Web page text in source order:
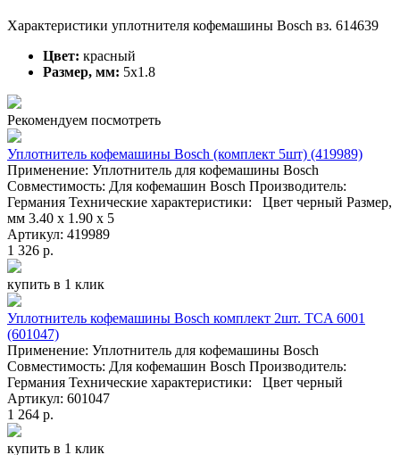
Характеристики уплотнителя кофемашины Bosch вз. 614639
Цвет: красный
Размер, мм: 5x1.8
Рекомендуем посмотреть
Уплотнитель кофемашины Bosch (комплект 5шт) (419989)
Применение: Уплотнитель для кофемашины Bosch
Совместимость: Для кофемашин Bosch Производитель:
Германия Технические характеристики: Цвет черный Размер,
мм 3.40 x 1.90 x 5
Артикул: 419989
1 326 р.
купить в 1 клик
Уплотнитель кофемашины Bosch комплект 2шт. TCA 6001
(601047)
Применение: Уплотнитель для кофемашины Bosch
Совместимость: Для кофемашин Bosch Производитель:
Германия Технические характеристики: Цвет черный
Артикул: 601047
1 264 р.
купить в 1 клик